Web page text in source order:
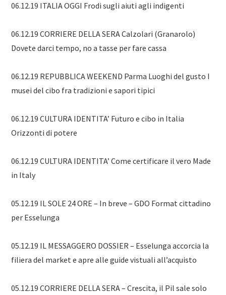
06.12.19 ITALIA OGGI Frodi sugli aiuti agli indigenti
06.12.19 CORRIERE DELLA SERA Calzolari (Granarolo)
Dovete darci tempo, no a tasse per fare cassa
06.12.19 REPUBBLICA WEEKEND Parma Luoghi del gusto I
musei del cibo fra tradizioni e sapori tipici
06.12.19 CULTURA IDENTITA’ Futuro e cibo in Italia
Orizzonti di potere
06.12.19 CULTURA IDENTITA’ Come certificare il vero Made
in Italy
05.12.19 IL SOLE 24 ORE – In breve – GDO Format cittadino
per Esselunga
05.12.19 IL MESSAGGERO DOSSIER – Esselunga accorcia la
filiera del market e apre alle guide vistuali all’acquisto
05.12.19 CORRIERE DELLA SERA – Crescita, il Pil sale solo